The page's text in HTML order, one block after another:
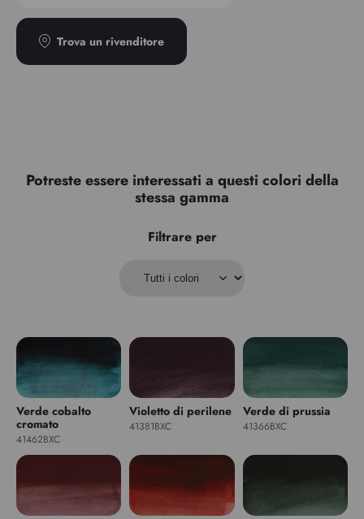
Tipo
Trova un rivenditore
Potreste essere interessati a questi colori della
stessa gamma
Filtrare per
Verde cobalto
cromato
41462BXC
Violetto di perilene
41381BXC
Verde di prussia
41366BXC